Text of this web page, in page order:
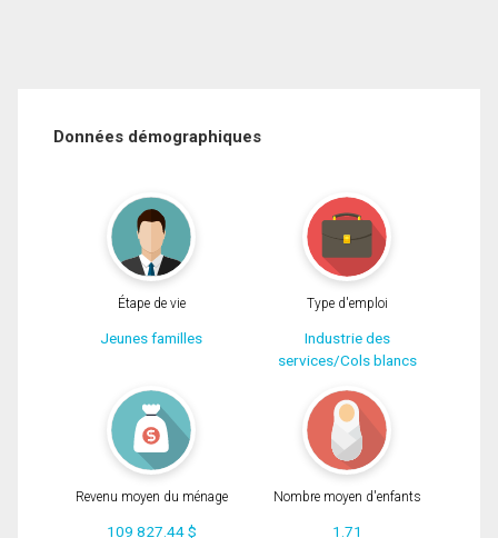
Données démographiques
Étape de vie
Jeunes familles
Type d'emploi
Industrie des
services/Cols blancs
Revenu moyen du ménage
109 827.44 $
Nombre moyen d'enfants
1.71